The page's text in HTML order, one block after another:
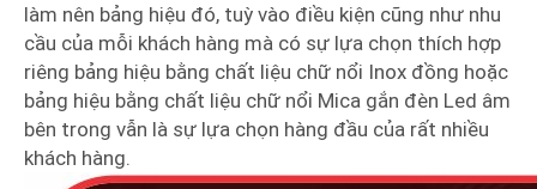
làm nên bảng hiệu đó, tuỳ vào điều kiện cũng như nhu
cầu của mỗi khách hàng mà có sự lựa chọn thích hợp
riêng bảng hiệu bằng chất liệu chữ nổi Inox đồng hoặc
bảng hiệu bằng chất liệu chữ nổi Mica gắn đèn Led âm
bên trong vẫn là sự lựa chọn hàng đầu của rất nhiều
khách hàng.